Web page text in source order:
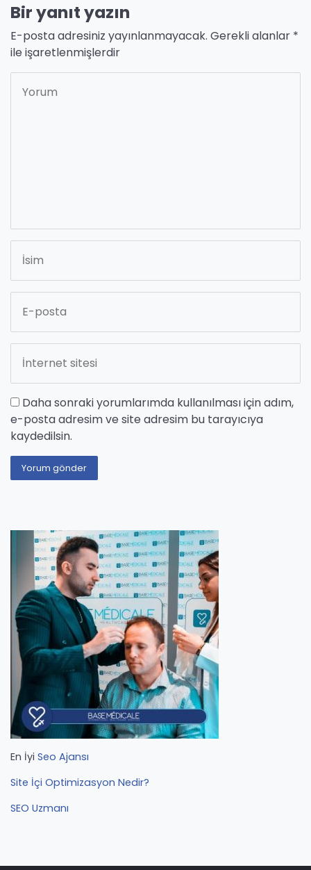
Bir yanıt yazın
E-posta adresiniz yayınlanmayacak. Gerekli alanlar *
ile işaretlenmişlerdir
Daha sonraki yorumlarımda kullanılması için adım,
e-posta adresim ve site adresim bu tarayıcıya
kaydedilsin.
En İyi Seo Ajansı
Site İçi Optimizasyon Nedir?
SEO Uzmanı